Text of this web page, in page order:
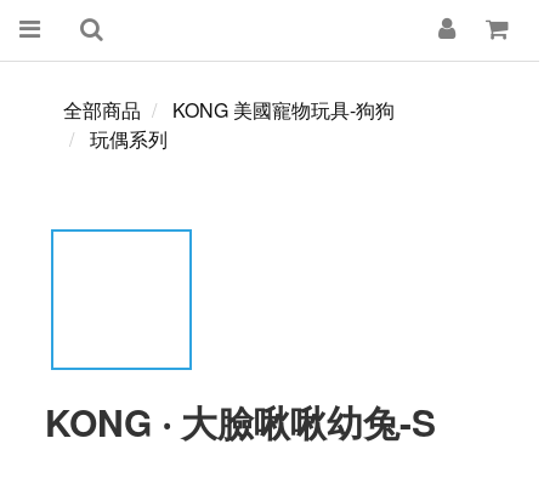
全部商品
KONG 美國寵物玩具-狗狗
玩偶系列
KONG ‧ 大臉啾啾幼兔-S